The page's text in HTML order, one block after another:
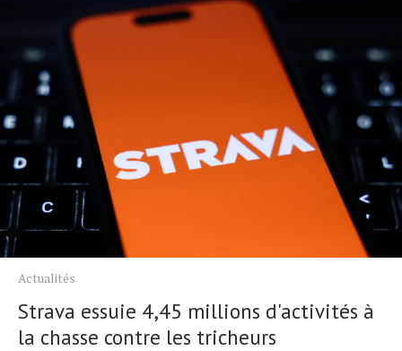
Actualités
Strava essuie 4,45 millions d'activités à
la chasse contre les tricheurs